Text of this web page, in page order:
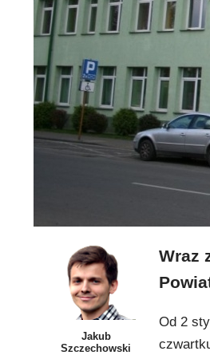
Jakub
Szczechowski
Wraz
Od 2